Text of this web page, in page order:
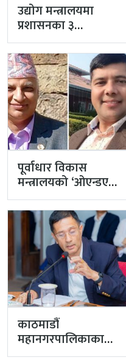
उद्योग मन्त्रालयमा
प्रशासनका ३
सहसचिव फाजिलमा
पूर्वाधार विकास
मन्त्रालयको ‘ओएन्डएम’
नटुंगिदा प्रशासनका
सहसचिवको भएन
व्यवस्थापन
काठमाडौं
महानगरपालिकाका
प्रमुख प्रशासकीय